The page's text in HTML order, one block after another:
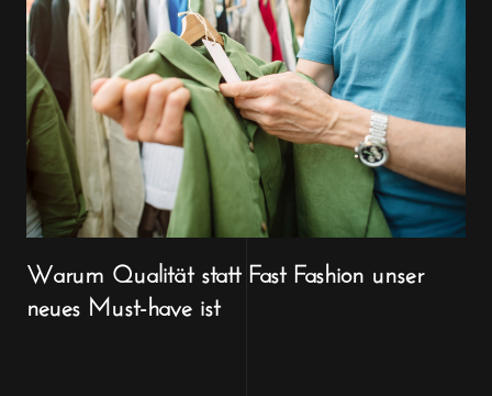
Warum Qualität statt Fast Fashion unser
neues Must-have ist